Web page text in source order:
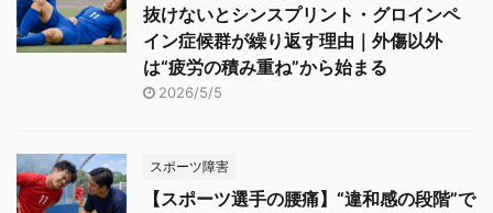
抜けないとシンスプリント・グロインペ
イン症候群が繰り返す理由｜外傷以外
は“疲労の積み重ね”から始まる
2026/5/5
スポーツ障害
【スポーツ選手の腰痛】“違和感の段階”で